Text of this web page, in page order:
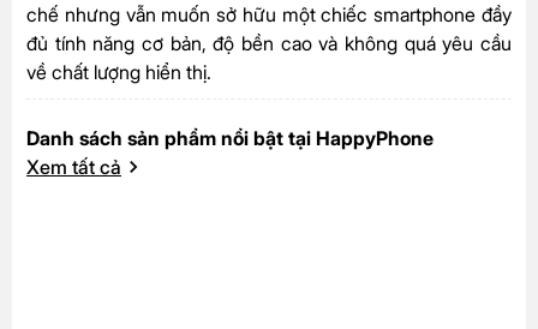
chế nhưng vẫn muốn sở hữu một chiếc smartphone đầy
đủ tính năng cơ bản, độ bền cao và không quá yêu cầu
về chất lượng hiển thị.
Danh sách sản phẩm nổi bật tại HappyPhone
Xem tất cả